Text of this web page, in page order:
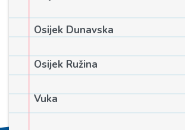
Osijek Dunavska
Osijek Ružina
Vuka